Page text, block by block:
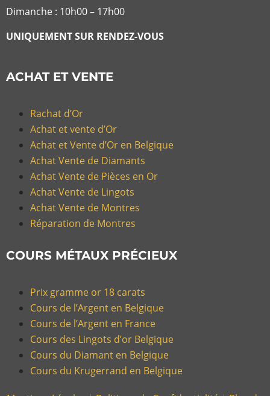
Dimanche : 10h00 – 17h00
UNIQUEMENT SUR RENDEZ-VOUS
ACHAT ET VENTE
Rachat d’Or
Achat et vente d’Or
Achat et Vente d’Or en Belgique
Achat Vente de Diamants
Achat Vente de Pièces en Or
Achat Vente de Lingots
Achat Vente de Montres
Réparation de Montres
COURS MÉTAUX PRÉCIEUX
Prix gramme or 18 carats
Cours de l’Argent en Belgique
Cours de l’Argent en France
Cours des Lingots d’or Belgique
Cours du Diamant en Belgique
Cours du Krugerrand en Belgique